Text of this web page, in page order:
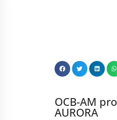
OCB-AM
AURORA